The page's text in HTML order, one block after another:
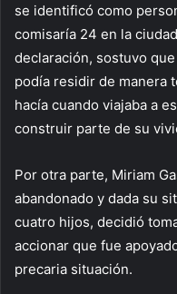
se identificó como
comisaría 24 en la
declaración, sostuvo
podía residir de manera
hacía cuando viajaba a
construir parte de su
Por otra parte, Miriam
abandonado y dada su
cuatro hijos, decidió
accionar que fue
precaria situación.